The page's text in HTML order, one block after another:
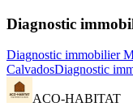
Diagnostic
Diagnostic immobilier
CalvadosDiagnostic
ACO-HABITAT